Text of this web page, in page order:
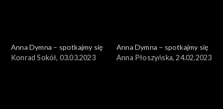
Anna Dymna – spotkajmy się
Konrad Sokół, 03.03.2023
Anna Dymna – spotkajmy się
Anna Płoszyńska, 24.02.2023